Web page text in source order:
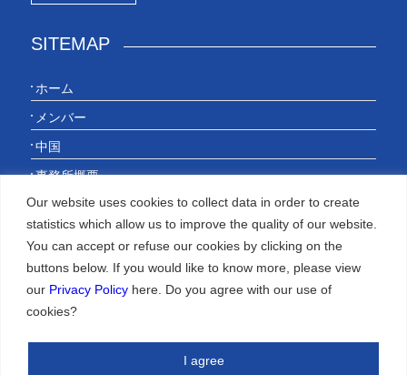
Our website uses cookies to collect data in order to create
statistics which allow us to improve the quality of our website.
You can accept or refuse our cookies by clicking on the
buttons below. If you would like to know more, please view
our Privacy Policy here. Do you agree with our use of
cookies?
I agree
SITEMAP
ホーム
メンバー
中国
事務所概要
沿革
受賞歴
アクセス
業務内容